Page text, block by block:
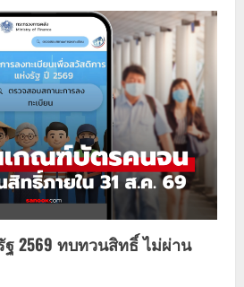
2569 ทบทวนสิทธิ์ ไม่ผ่าน